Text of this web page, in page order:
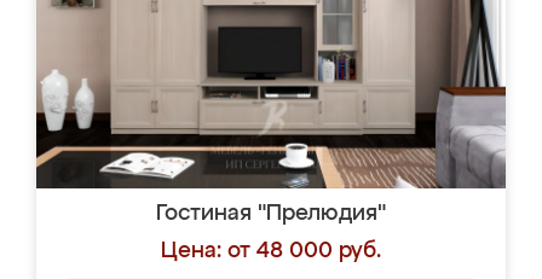
Гостиная "Прелюдия"
Цена: от 48 000 руб.